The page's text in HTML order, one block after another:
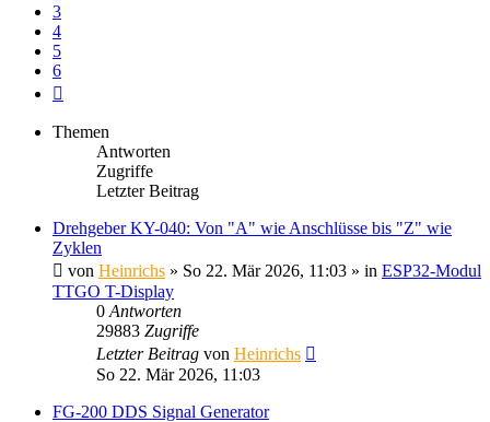
3
4
5
6
Themen
Antworten
Zugriffe
Letzter Beitrag
Drehgeber KY-040: Von "A" wie Anschlüsse bis "Z" wie
Zyklen
von Heinrichs » So 22. Mär 2026, 11:03 » in ESP32-Modul
TTGO T-Display
0 Antworten
29883 Zugriffe
Letzter Beitrag von Heinrichs
So 22. Mär 2026, 11:03
FG-200 DDS Signal Generator